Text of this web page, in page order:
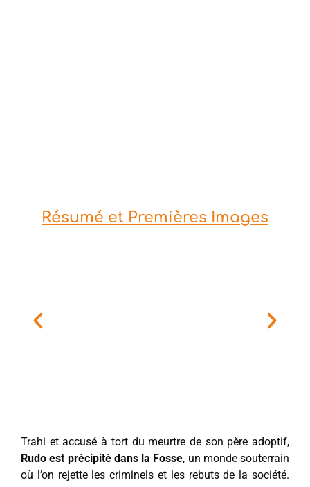
Résumé et Premières Images
Trahi et accusé à tort du meurtre de son père adoptif,
Rudo est précipité dans la Fosse, un monde souterrain
où l’on rejette les criminels et les rebuts de la société.